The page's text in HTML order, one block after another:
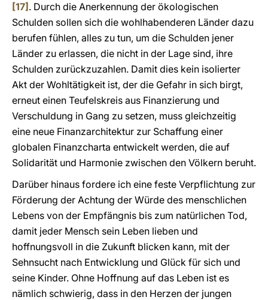
[17] . Durch die Anerkennung der ökologischen
Schulden sollen sich die wohlhabenderen Länder dazu
berufen fühlen, alles zu tun, um die Schulden jener
Länder zu erlassen, die nicht in der Lage sind, ihre
Schulden zurückzuzahlen. Damit dies kein isolierter
Akt der Wohltätigkeit ist, der die Gefahr in sich birgt,
erneut einen Teufelskreis aus Finanzierung und
Verschuldung in Gang zu setzen, muss gleichzeitig
eine neue Finanzarchitektur zur Schaffung einer
globalen Finanzcharta entwickelt werden, die auf
Solidarität und Harmonie zwischen den Völkern beruht.
Darüber hinaus fordere ich eine feste Verpflichtung zur
Förderung der Achtung der Würde des menschlichen
Lebens von der Empfängnis bis zum natürlichen Tod,
damit jeder Mensch sein Leben lieben und
hoffnungsvoll in die Zukunft blicken kann, mit der
Sehnsucht nach Entwicklung und Glück für sich und
seine Kinder. Ohne Hoffnung auf das Leben ist es
nämlich schwierig, dass in den Herzen der jungen